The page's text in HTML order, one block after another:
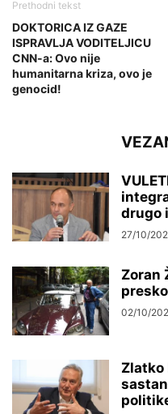
Prethodni tekst
DOKTORICA IZ GAZE
ISPRAVLJA VODITELJICU
CNN-a: Ovo nije
humanitarna kriza, ovo je
genocid!
drugo
27/10/
Zoran
02/10/
Zlatko